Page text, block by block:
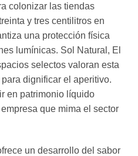
colonizar las tiendas
y tres centilitros en
una protección física
lumínicas. Sol Natural, El
selectos valoran esta
dignificar el aperitivo.
en patrimonio líquido
que mima el sector
un desarrollo del sabor